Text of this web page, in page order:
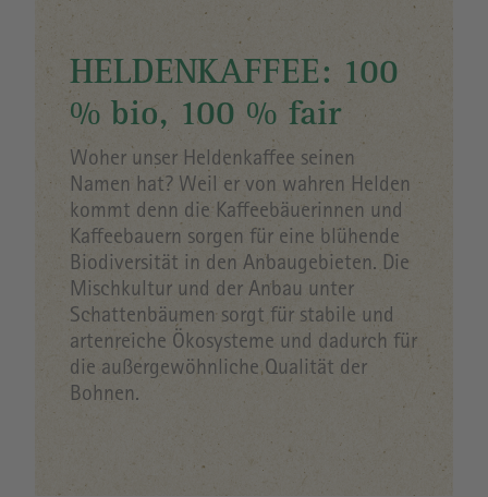
HELDENKAFFEE: 100
% bio, 100 % fair
Woher unser Heldenkaffee seinen
Namen hat? Weil er von wahren Helden
kommt denn die Kaffeebäuerinnen und
Kaffeebauern sorgen für eine blühende
Biodiversität in den Anbaugebieten. Die
Mischkultur und der Anbau unter
Schattenbäumen sorgt für stabile und
artenreiche Ökosysteme und dadurch für
die außergewöhnliche Qualität der
Bohnen.